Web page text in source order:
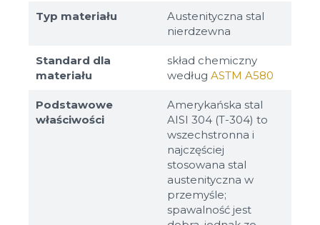
Typ materiału
Austenityczna stal
nierdzewna
Standard dla
materiału
skład chemiczny
według ASTM A580
Podstawowe
właściwości
Amerykańska stal
AISI 304 (T-304) to
wszechstronna i
najczęściej
stosowana stal
austenityczna w
przemyśle;
spawalność jest